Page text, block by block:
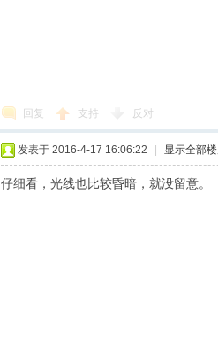
回复 支持 反对
发表于 2016-4-17 16:06:22 显示全部
仔细看，光线也比较昏暗，就没留意。